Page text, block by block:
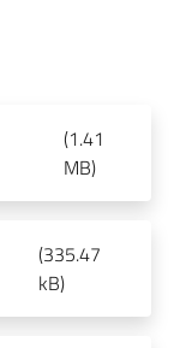
(1.41
MB)
(335.47
kB)